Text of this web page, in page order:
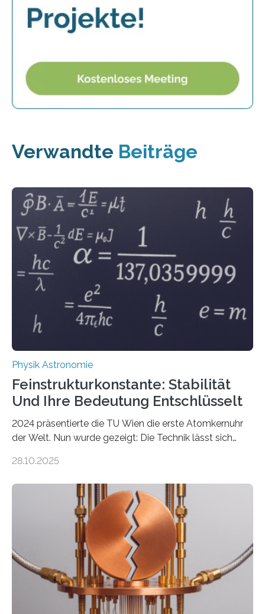
Verwandte Beiträge
Physik Astronomie
Feinstrukturkonstante: Stabilität
Und Ihre Bedeutung Entschlüsselt
2024 präsentierte die TU Wien die erste Atomkernuhr
der Welt. Nun wurde gezeigt: Die Technik lässt sich
fundamentalen Physik nachzugehen. Thorium-
Messungen verwenden. Das hatte man jahrzehntelang
vermutet, weltweit war nach den passenden
Atomkern-Zuständen gesucht worden, 2024 gelang
einem Team der TU Wien mit Unterstützung
internationaler Partner der entscheidende Durchbruch:
Der lange diskutierte Thorium-Kernübergang wurde
gefunden. Kurz darauf konnte man zeigen, dass sich
Thorium tatsächlich nutzen lässt, um hochpräzise…
28.10.2025